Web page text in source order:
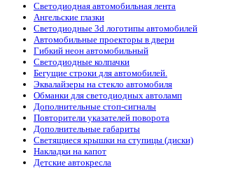
Светодиодная автомобильная лента
Ангельские глазки
Светодиодные 3d логотипы автомобилей
Автомобильные проекторы в двери
Гибкий неон автомобильный
Светодиодные колпачки
Бегущие строки для автомобилей.
Эквалайзеры на стекло автомобиля
Обманки для светодиодных автоламп
Дополнительные стоп-сигналы
Повторители указателей поворота
Дополнительные габариты
Светящиеся крышки на ступицы (диски)
Накладки на капот
Детские автокресла